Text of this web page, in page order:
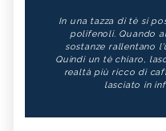
In una tazza di tè si
polifenoli. Quando
sostanze rallentano
Quindi un tè chiaro,
realtà più ricco di
lasciato in